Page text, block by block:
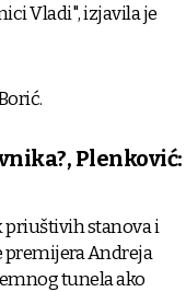
Vladi", izjavila je
Plenković:
priuštivih stanova i
premijera Andreja
tunela ako